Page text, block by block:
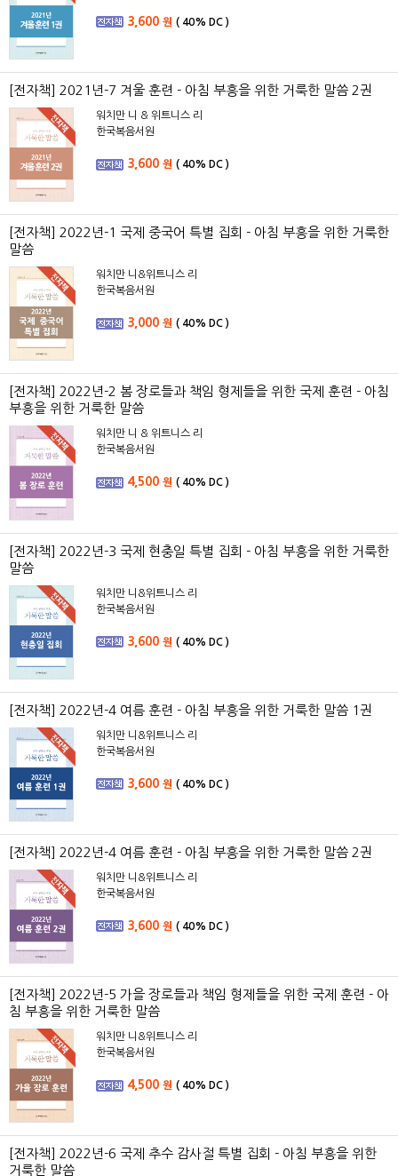
3,600 원 ( 40% DC )
[전자책] 2021년-7 겨울 훈련 - 아침 부흥을 위한 거룩한 말씀 2권
워치만 니 & 위트니스 리
한국복음서원
3,600 원 ( 40% DC )
[전자책] 2022년-1 국제 중국어 특별 집회 - 아침 부흥을 위한 거룩한
말씀
워치만 니&위트니스 리
한국복음서원
3,000 원 ( 40% DC )
[전자책] 2022년-2 봄 장로들과 책임 형제들을 위한 국제 훈련 - 아침
부흥을 위한 거룩한 말씀
워치만 니 & 위트니스 리
한국복음서원
4,500 원 ( 40% DC )
[전자책] 2022년-3 국제 현충일 특별 집회 - 아침 부흥을 위한 거룩한
말씀
워치만 니&위트니스 리
한국복음서원
3,600 원 ( 40% DC )
[전자책] 2022년-4 여름 훈련 - 아침 부흥을 위한 거룩한 말씀 1권
워치만 니&위트니스 리
한국복음서원
3,600 원 ( 40% DC )
[전자책] 2022년-4 여름 훈련 - 아침 부흥을 위한 거룩한 말씀 2권
워치만 니&위트니스 리
한국복음서원
3,600 원 ( 40% DC )
[전자책] 2022년-5 가을 장로들과 책임 형제들을 위한 국제 훈련 - 아
침 부흥을 위한 거룩한 말씀
워치만 니&위트니스 리
한국복음서원
4,500 원 ( 40% DC )
[전자책] 2022년-6 국제 추수 감사절 특별 집회 - 아침 부흥을 위한
거룩한 말씀